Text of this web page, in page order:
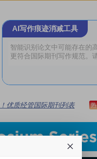
AI写作痕迹消减工具
优质经管国际期刊列表 热